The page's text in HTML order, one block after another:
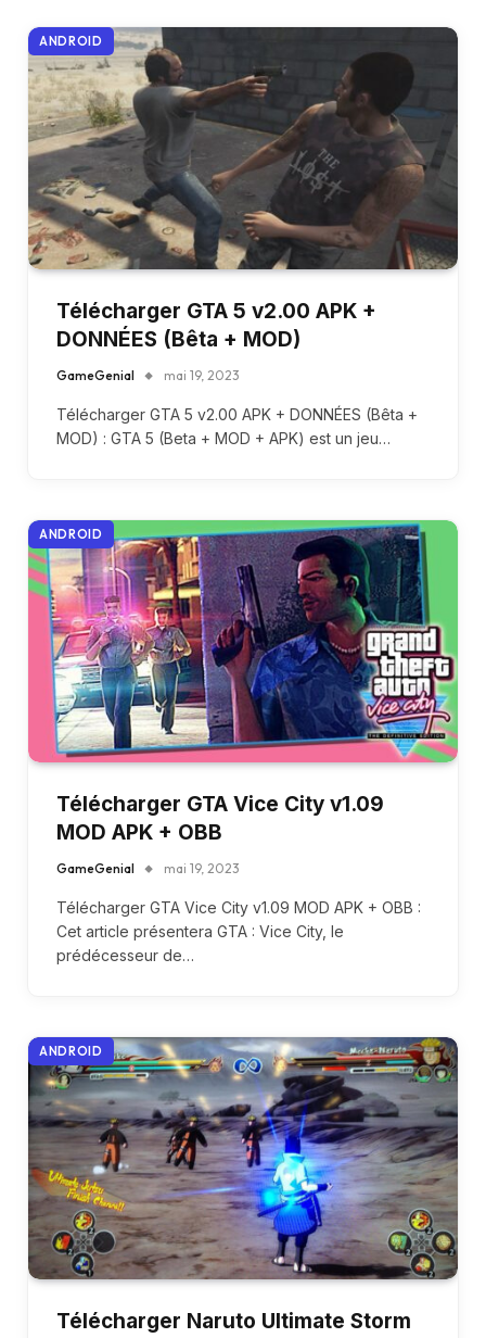
ANDROID
Télécharger GTA 5 v2.00 APK +
DONNÉES (Bêta + MOD)
GameGenial mai 19, 2023
Télécharger GTA 5 v2.00 APK + DONNÉES (Bêta +
MOD) : GTA 5 (Beta + MOD + APK) est un jeu…
ANDROID
Télécharger GTA Vice City v1.09
MOD APK + OBB
GameGenial mai 19, 2023
Télécharger GTA Vice City v1.09 MOD APK + OBB :
Cet article présentera GTA : Vice City, le
prédécesseur de…
ANDROID
Télécharger Naruto Ultimate Storm